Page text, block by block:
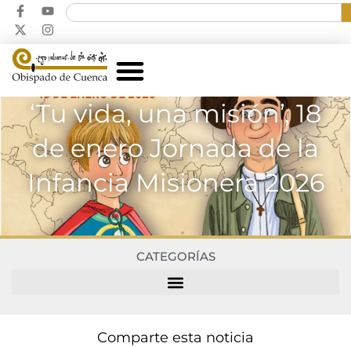
‘Tu vida, una misión’, 18
de enero Jornada de la
Infancia Misionera 2026
CATEGORÍAS
Comparte esta noticia